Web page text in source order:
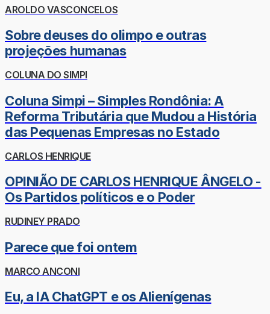
AROLDO VASCONCELOS
Sobre deuses do olimpo e outras
projeções humanas
COLUNA DO SIMPI
Coluna Simpi – Simples Rondônia: A
Reforma Tributária que Mudou a História
das Pequenas Empresas no Estado
CARLOS HENRIQUE
OPINIÃO DE CARLOS HENRIQUE ÂNGELO -
Os Partidos políticos e o Poder
RUDINEY PRADO
Parece que foi ontem
MARCO ANCONI
Eu, a IA ChatGPT e os Alienígenas